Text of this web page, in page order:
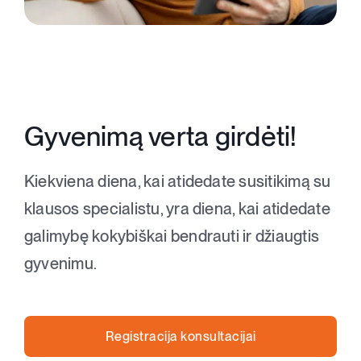
Apie mus
+370 620 33338
Gyvenimą verta girdėti!
Kiekviena diena, kai atidedate susitikimą su
klausos specialistu, yra diena, kai atidedate
galimybę kokybiškai bendrauti ir džiaugtis
gyvenimu.
Registracija konsultacijai